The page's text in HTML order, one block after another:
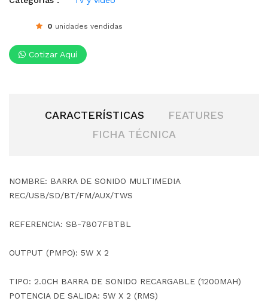
0 unidades vendidas
Cotizar Aquí
CARACTERÍSTICAS
FEATURES
FICHA TÉCNICA
NOMBRE: BARRA DE SONIDO MULTIMEDIA
REC/USB/SD/BT/FM/AUX/TWS
REFERENCIA: SB-7807FBTBL
OUTPUT (PMPO): 5W X 2
TIPO: 2.0CH BARRA DE SONIDO RECARGABLE (1200MAH)
POTENCIA DE SALIDA: 5W X 2 (RMS)